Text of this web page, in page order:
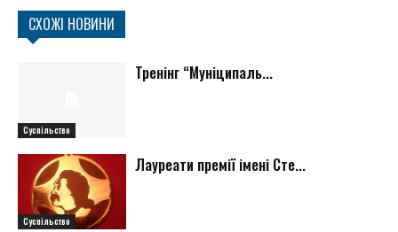
СХОЖІ НОВИНИ
Суспільство
Тренінг “Муніципаль...
Суспільство
Лауреати премії імені Сте...